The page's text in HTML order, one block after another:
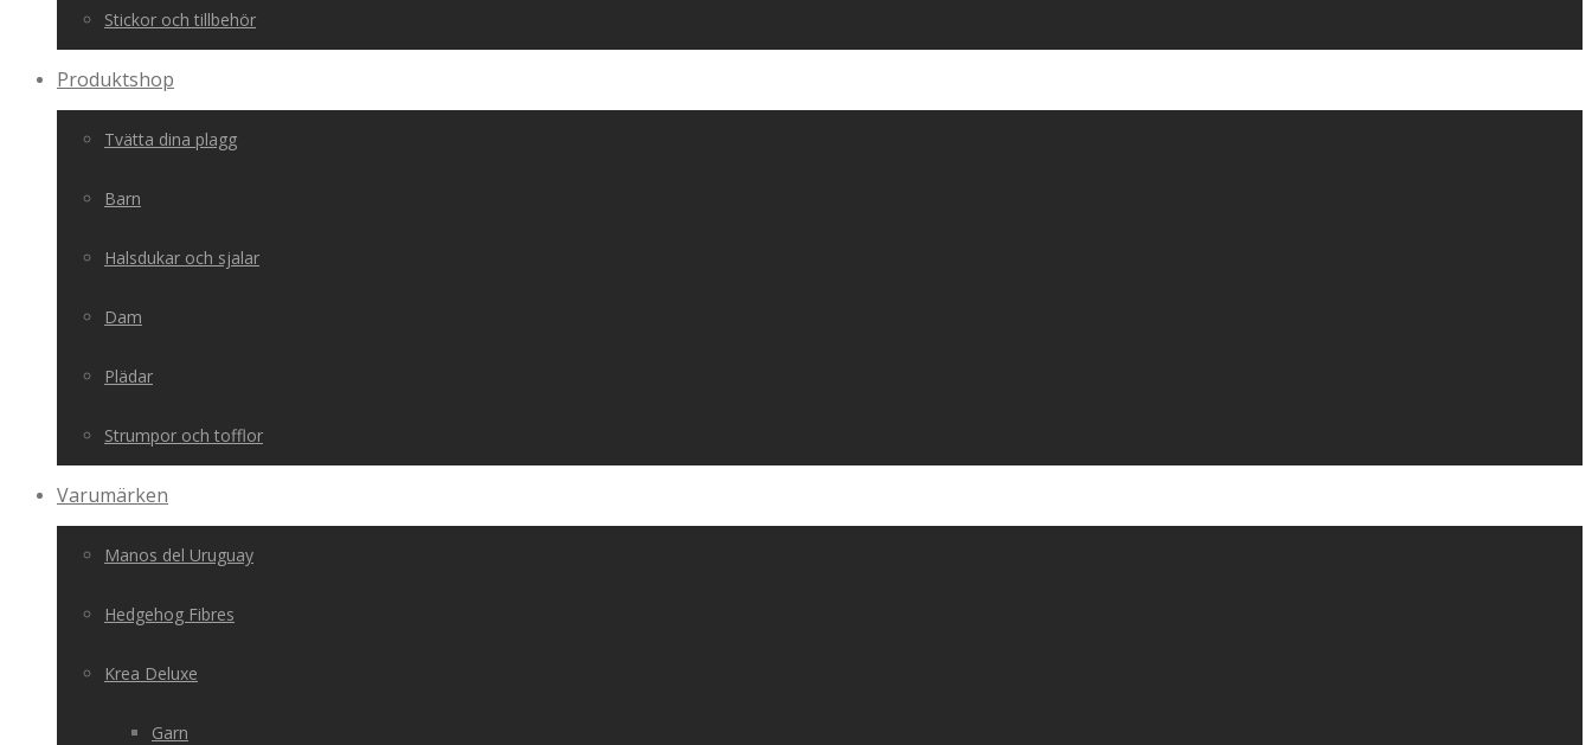
Stickor och tillbehör
Produktshop
Tvätta dina plagg
Barn
Halsdukar och sjalar
Dam
Plädar
Strumpor och tofflor
Varumärken
Manos del Uruguay
Hedgehog Fibres
Krea Deluxe
Garn